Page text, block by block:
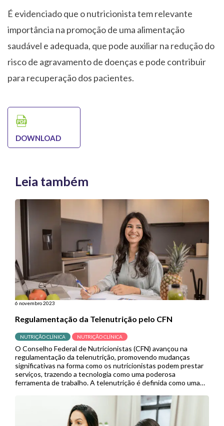
É evidenciado que o nutricionista tem relevante
importância na promoção de uma alimentação
saudável e adequada, que pode auxiliar na redução do
risco de agravamento de doenças e pode contribuir
para recuperação dos pacientes.
DOWNLOAD
Leia também
6 novembro 2023
Regulamentação da Telenutrição pelo CFN
NUTRIÇÃO CLÍNICA NUTRIÇÃO CLÍNICA
O Conselho Federal de Nutricionistas (CFN) avançou na
regulamentação da telenutrição, promovendo mudanças
significativas na forma como os nutricionistas podem prestar
serviços, trazendo a tecnologia como uma poderosa
ferramenta de trabalho. A telenutrição é definida como uma
alimentação e nutrição que faz uso das Tecnologias da